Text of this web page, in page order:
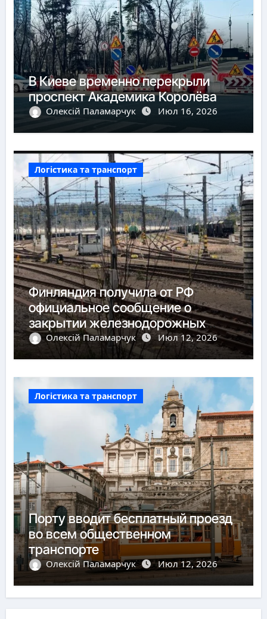
В Киеве временно перекрыли
проспект Академика Королёва
Олексій Паламарчук Июл 16, 2026
Логістика та транспорт
Финляндия получила от РФ
официальное сообщение о
закрытии железнодорожных
пунктов пропуска
Олексій Паламарчук Июл 12, 2026
Логістика та транспорт
Порту вводит бесплатный проезд
во всем общественном
транспорте
Олексій Паламарчук Июл 12, 2026